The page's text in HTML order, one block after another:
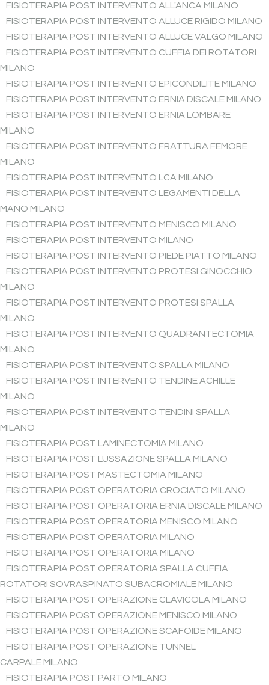
FISIOTERAPIA POST INTERVENTO ALL'ANCA MILANO
FISIOTERAPIA POST INTERVENTO ALLUCE RIGIDO MILANO
FISIOTERAPIA POST INTERVENTO ALLUCE VALGO MILANO
FISIOTERAPIA POST INTERVENTO CUFFIA DEI ROTATORI
MILANO
FISIOTERAPIA POST INTERVENTO EPICONDILITE MILANO
FISIOTERAPIA POST INTERVENTO ERNIA DISCALE MILANO
FISIOTERAPIA POST INTERVENTO ERNIA LOMBARE
MILANO
FISIOTERAPIA POST INTERVENTO FRATTURA FEMORE
MILANO
FISIOTERAPIA POST INTERVENTO LCA MILANO
FISIOTERAPIA POST INTERVENTO LEGAMENTI DELLA
MANO MILANO
FISIOTERAPIA POST INTERVENTO MENISCO MILANO
FISIOTERAPIA POST INTERVENTO MILANO
FISIOTERAPIA POST INTERVENTO PIEDE PIATTO MILANO
FISIOTERAPIA POST INTERVENTO PROTESI GINOCCHIO
MILANO
FISIOTERAPIA POST INTERVENTO PROTESI SPALLA
MILANO
FISIOTERAPIA POST INTERVENTO QUADRANTECTOMIA
MILANO
FISIOTERAPIA POST INTERVENTO SPALLA MILANO
FISIOTERAPIA POST INTERVENTO TENDINE ACHILLE
MILANO
FISIOTERAPIA POST INTERVENTO TENDINI SPALLA
MILANO
FISIOTERAPIA POST LAMINECTOMIA MILANO
FISIOTERAPIA POST LUSSAZIONE SPALLA MILANO
FISIOTERAPIA POST MASTECTOMIA MILANO
FISIOTERAPIA POST OPERATORIA CROCIATO MILANO
FISIOTERAPIA POST OPERATORIA ERNIA DISCALE MILANO
FISIOTERAPIA POST OPERATORIA MENISCO MILANO
FISIOTERAPIA POST OPERATORIA MILANO
FISIOTERAPIA POST OPERATORIA MILANO
FISIOTERAPIA POST OPERATORIA SPALLA CUFFIA
ROTATORI SOVRASPINATO SUBACROMIALE MILANO
FISIOTERAPIA POST OPERAZIONE CLAVICOLA MILANO
FISIOTERAPIA POST OPERAZIONE MENISCO MILANO
FISIOTERAPIA POST OPERAZIONE SCAFOIDE MILANO
FISIOTERAPIA POST OPERAZIONE TUNNEL
CARPALE MILANO
FISIOTERAPIA POST PARTO MILANO